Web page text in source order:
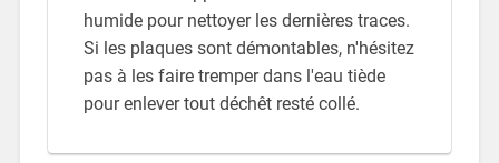
humide pour nettoyer les dernières traces.
Si les plaques sont démontables, n'hésitez
pas à les faire tremper dans l'eau tiède
pour enlever tout déchêt resté collé.